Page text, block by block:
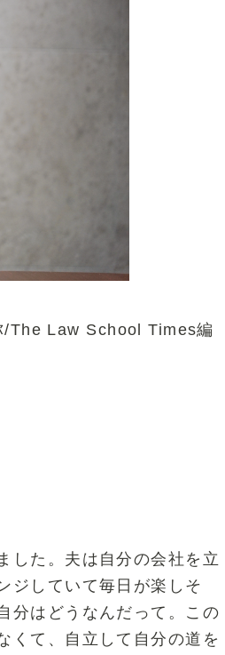
/The Law School Times編
した。夫は自分の会社を立
ジしていて毎日が楽しそ
分はどうなんだって。この
くて、自立して自分の道を